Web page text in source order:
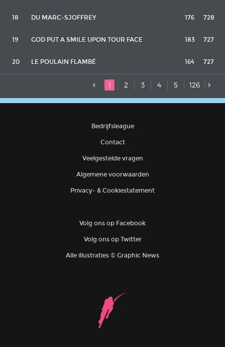
18 DU MARC-SJOFFREY 176 728
19 GOD PUT A SMILE UPON TOUR FACE 183 727
20 LE POULAIN FLAMBÉ 164 727
1 2 3 4 5 126
Bedrijfsleague
Contact
Veelgestelde vragen
Algemene voorwaarden
Privacy- & Cookiestatement
Volg ons op Facebook
Volg ons op Twitter
Alle illustraties © Graphic News